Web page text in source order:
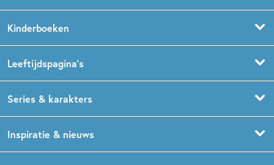
Kinderboeken
Prentenboeken
Babyboeken
Leeftijdspagina’s
Boekentips 1,5 - 3 jaar
Series & karakters
Dog Man
Inspiratie & nieuws